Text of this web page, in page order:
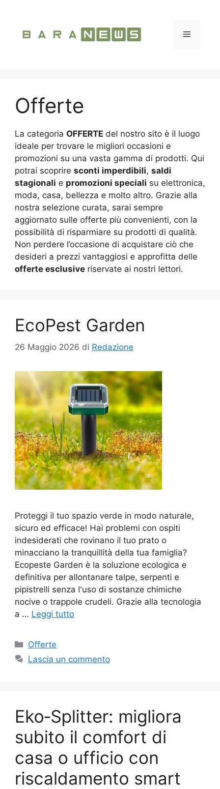
contenuto
Menu
Offerte
La categoria OFFERTE del nostro sito è il luogo
ideale per trovare le migliori occasioni e
promozioni su una vasta gamma di prodotti. Qui
potrai scoprire sconti imperdibili, saldi
stagionali e promozioni speciali su elettronica,
moda, casa, bellezza e molto altro. Grazie alla
nostra selezione curata, sarai sempre
aggiornato sulle offerte più convenienti, con la
possibilità di risparmiare su prodotti di qualità.
Non perdere l’occasione di acquistare ciò che
desideri a prezzi vantaggiosi e approfitta delle
offerte esclusive riservate ai nostri lettori.
EcoPest Garden
26 Maggio 2026 di Redazione
Proteggi il tuo spazio verde in modo naturale,
sicuro ed efficace! Hai problemi con ospiti
indesiderati che rovinano il tuo prato o
minacciano la tranquillità della tua famiglia?
Ecopeste Garden è la soluzione ecologica e
definitiva per allontanare talpe, serpenti e
pipistrelli senza l'uso di sostanze chimiche
nocive o trappole crudeli. Grazie alla tecnologia
a … Leggi tutto
Categorie
Offerte
Lascia un commento
Eko‑Splitter: migliora
subito il comfort di
casa o ufficio con
riscaldamento smart